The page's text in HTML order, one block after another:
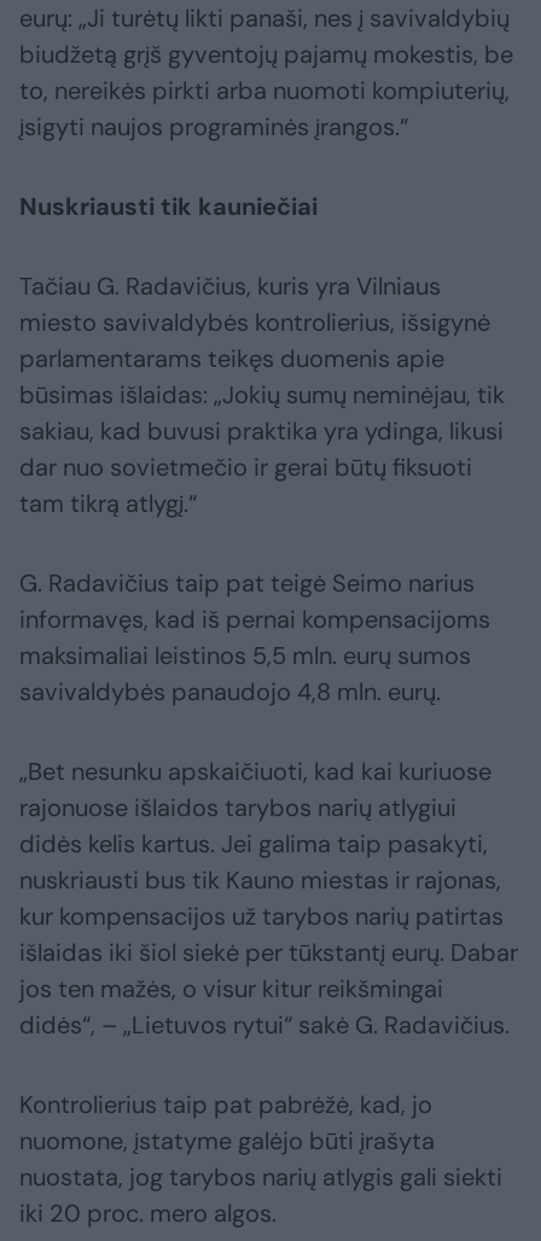
eurų: „Ji turėtų likti panaši, nes į savivaldybių
biudžetą grįš gyventojų pajamų mokestis, be
to, nereikės pirkti arba nuomoti kompiuterių,
įsigyti naujos programinės įrangos.“
Nuskriausti tik kauniečiai
Tačiau G. Radavičius, kuris yra Vilniaus
miesto savivaldybės kontrolierius, išsigynė
parlamentarams teikęs duomenis apie
būsimas išlaidas: „Jokių sumų neminėjau, tik
sakiau, kad buvusi praktika yra ydinga, likusi
dar nuo sovietmečio ir gerai būtų fiksuoti
tam tikrą atlygį.“
G. Radavičius taip pat teigė Seimo narius
informavęs, kad iš pernai kompensacijoms
maksimaliai leistinos 5,5 mln. eurų sumos
savivaldybės panaudojo 4,8 mln. eurų.
„Bet nesunku apskaičiuoti, kad kai kuriuose
rajonuose išlaidos tarybos narių atlygiui
didės kelis kartus. Jei galima taip pasakyti,
nuskriausti bus tik Kauno miestas ir rajonas,
kur kompensacijos už tarybos narių patirtas
išlaidas iki šiol siekė per tūkstantį eurų. Dabar
jos ten mažės, o visur kitur reikšmingai
didės“, – „Lietuvos rytui“ sakė G. Radavičius.
Kontrolierius taip pat pabrėžė, kad, jo
nuomone, įstatyme galėjo būti įrašyta
nuostata, jog tarybos narių atlygis gali siekti
iki 20 proc. mero algos.